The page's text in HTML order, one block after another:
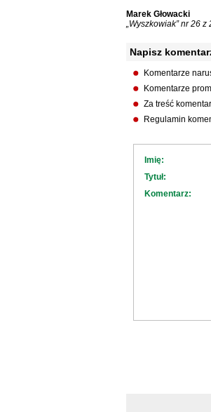
Marek Głowacki
„Wyszkowiak” nr 26
Napisz
Komentarze
Komentarze
Za treść
Regulamin
Imię:
Tytuł:
Komentarz: